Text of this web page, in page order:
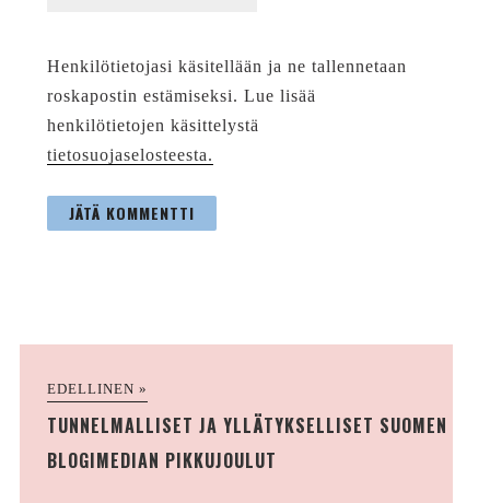
Henkilötietojasi käsitellään ja ne tallennetaan
roskapostin estämiseksi. Lue lisää
henkilötietojen käsittelystä
tietosuojaselosteesta.
EDELLINEN »
TUNNELMALLISET JA YLLÄTYKSELLISET SUOMEN
BLOGIMEDIAN PIKKUJOULUT